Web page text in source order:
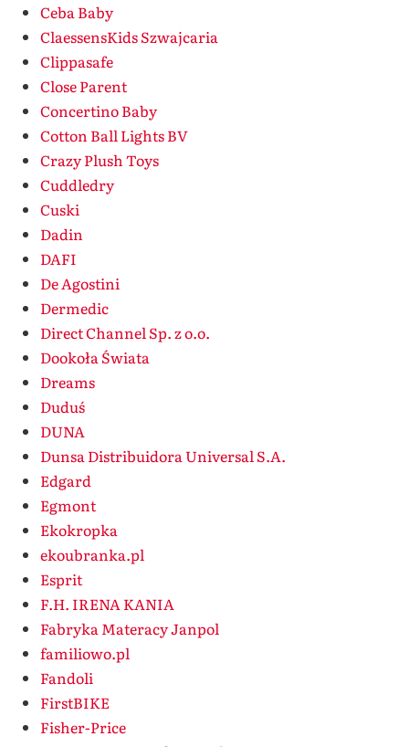
Ceba Baby
ClaessensKids Szwajcaria
Clippasafe
Close Parent
Concertino Baby
Cotton Ball Lights BV
Crazy Plush Toys
Cuddledry
Cuski
Dadin
DAFI
De Agostini
Dermedic
Direct Channel Sp. z o.o.
Dookoła Świata
Dreams
Duduś
DUNA
Dunsa Distribuidora Universal S.A.
Edgard
Egmont
Ekokropka
ekoubranka.pl
Esprit
F.H. IRENA KANIA
Fabryka Materacy Janpol
familiowo.pl
Fandoli
FirstBIKE
Fisher-Price